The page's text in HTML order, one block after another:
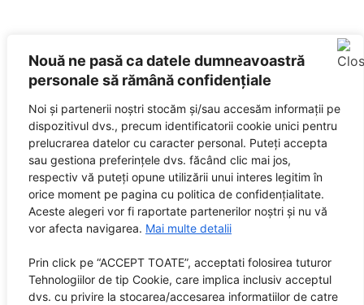
Nouă ne pasă ca datele dumneavoastră
personale să rămână confidențiale
Noi și partenerii noștri stocăm și/sau accesăm informații pe
dispozitivul dvs., precum identificatorii cookie unici pentru
prelucrarea datelor cu caracter personal. Puteți accepta
sau gestiona preferințele dvs. făcând clic mai jos,
respectiv vă puteți opune utilizării unui interes legitim în
orice moment pe pagina cu politica de confidențialitate.
Aceste alegeri vor fi raportate partenerilor noștri și nu vă
vor afecta navigarea. Mai multe detalii
Prin click pe “ACCEPT TOATE”, acceptati folosirea tuturor
Tehnologiilor de tip Cookie, care implica inclusiv acceptul
dvs. cu privire la stocarea/accesarea informatiilor de catre